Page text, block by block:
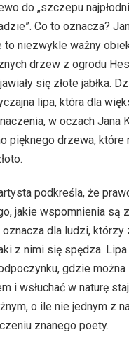
do „szcze­pu
Co to oznacza?
to niezwykle ważny
drzew z ogrodu
się złote jabłka.
lipa, która dla
w oczach Jana
pięknego drzewa, które
podkreśla, że
jakie wspomnienia są
dla ludzi, którzy
z nimi się spędza.
gdzie
i wsłuchać w naturę
o ile nie jednym z
znanego poety.